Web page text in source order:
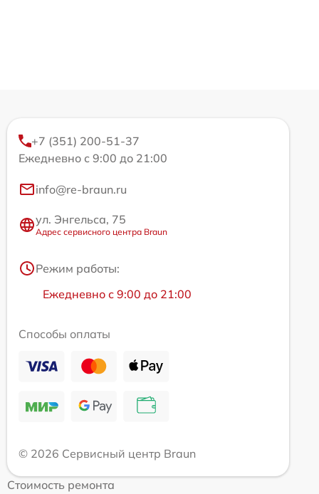
+7 (351) 200-51-37
Ежедневно с 9:00 до 21:00
info@re-braun.ru
ул. Энгельса, 75
Адрес сервисного центра Braun
Режим работы:
Ежедневно с 9:00 до 21:00
Способы оплаты
© 2026 Сервисный центр Braun
Стоимость ремонта